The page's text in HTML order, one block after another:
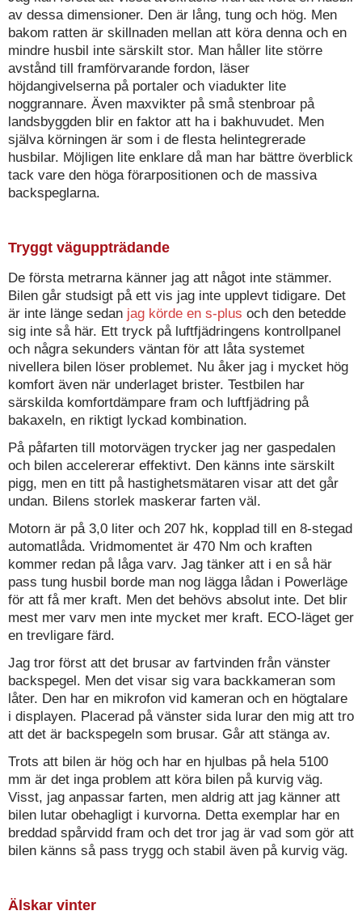
av dessa dimensioner. Den är lång, tung och hög. Men
bakom ratten är skillnaden mellan att köra denna och en
mindre husbil inte särskilt stor. Man håller lite större
avstånd till framförvarande fordon, läser
höjdangivelserna på portaler och viadukter lite
noggrannare. Även maxvikter på små stenbroar på
landsbyggden blir en faktor att ha i bakhuvudet. Men
själva körningen är som i de flesta helintegrerade
husbilar. Möjligen lite enklare då man har bättre överblick
tack vare den höga förarpositionen och de massiva
backspeglarna.
Tryggt väguppträdande
De första metrarna känner jag att något inte stämmer.
Bilen går studsigt på ett vis jag inte upplevt tidigare. Det
är inte länge sedan jag körde en s-plus och den betedde
sig inte så här. Ett tryck på luftfjädringens kontrollpanel
och några sekunders väntan för att låta systemet
nivellera bilen löser problemet. Nu åker jag i mycket hög
komfort även när underlaget brister. Testbilen har
särskilda komfortdämpare fram och luftfjädring på
bakaxeln, en riktigt lyckad kombination.
På påfarten till motorvägen trycker jag ner gaspedalen
och bilen accelererar effektivt. Den känns inte särskilt
pigg, men en titt på hastighetsmätaren visar att det går
undan. Bilens storlek maskerar farten väl.
Motorn är på 3,0 liter och 207 hk, kopplad till en 8-stegad
automatlåda. Vridmomentet är 470 Nm och kraften
kommer redan på låga varv. Jag tänker att i en så här
pass tung husbil borde man nog lägga lådan i Powerläge
för att få mer kraft. Men det behövs absolut inte. Det blir
mest mer varv men inte mycket mer kraft. ECO-läget ger
en trevligare färd.
Jag tror först att det brusar av fartvinden från vänster
backspegel. Men det visar sig vara backkameran som
låter. Den har en mikrofon vid kameran och en högtalare
i displayen. Placerad på vänster sida lurar den mig att tro
att det är backspegeln som brusar. Går att stänga av.
Trots att bilen är hög och har en hjulbas på hela 5100
mm är det inga problem att köra bilen på kurvig väg.
Visst, jag anpassar farten, men aldrig att jag känner att
bilen lutar obehagligt i kurvorna. Detta exemplar har en
breddad spårvidd fram och det tror jag är vad som gör att
bilen känns så pass trygg och stabil även på kurvig väg.
Älskar vinter